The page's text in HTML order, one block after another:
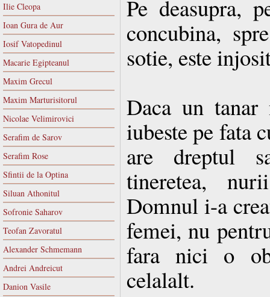
Ilie Cleopa
Ioan Gura de Aur
Iosif Vatopedinul
Macarie Egipteanul
Maxim Grecul
Maxim Marturisitorul
Nicolae Velimirovici
Serafim de Sarov
Serafim Rose
Sfintii de la Optina
Siluan Athonitul
Sofronie Saharov
Teofan Zavoratul
Alexander Schmemann
Andrei Andreicut
Danion Vasile
Pe deasupra,
concubina,
sotie, este
Daca un
iubeste pe fata
are dreptul
tineretea,
Domnul i-a
femei, nu
fara nici o
celalalt.